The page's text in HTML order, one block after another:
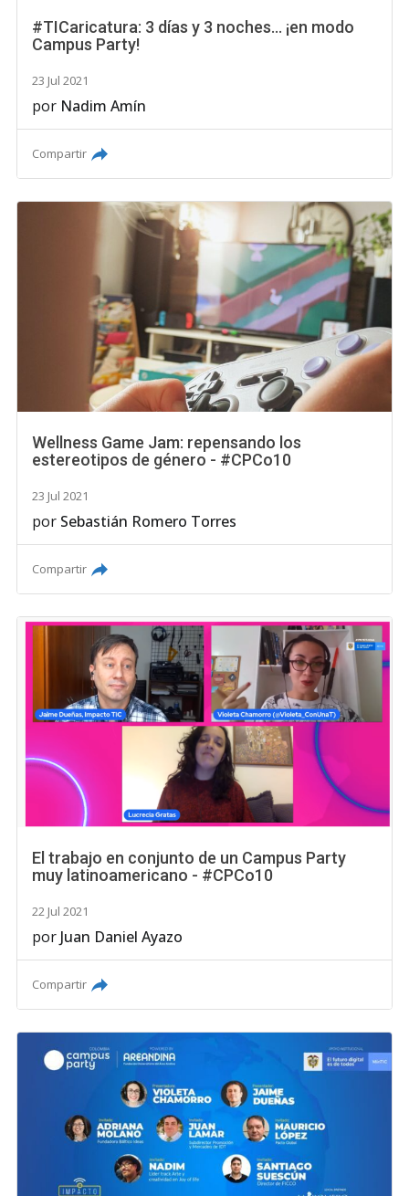
#TICaricatura: 3 días y 3 noches... ¡en modo
Campus Party!
23 Jul 2021
por Nadim Amín
Compartir
Wellness Game Jam: repensando los
estereotipos de género - #CPCo10
23 Jul 2021
por Sebastián Romero Torres
Compartir
El trabajo en conjunto de un Campus Party
muy latinoamericano - #CPCo10
22 Jul 2021
por Juan Daniel Ayazo
Compartir